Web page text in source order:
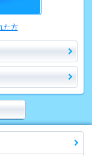
た方